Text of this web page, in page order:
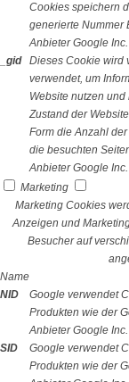
Cookies speichern
generierte Nummer
Anbieter Google Inc.
_gid
Dieses Cookie wird
verwendet, um
Website nutzen
Zustand der
Form die Anzahl
die besuchten
Anbieter Google Inc.
Marketing
Marketing Cookies
Anzeigen und
Besucher auf
Name
NID
Google verwendet
Produkten wie der
Anbieter Google Inc.
SID
Google verwendet
Produkten wie der